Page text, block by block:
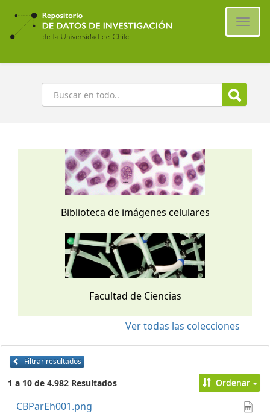
Ir
contenido
principal
Buscar
Biblioteca de imágenes celulares
Facultad de Ciencias
Ver todas las colecciones
Filtrar resultados
1 a 10 de 4.982 Resultados Ordenar
CBParEh001.png